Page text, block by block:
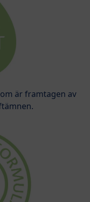
är framtagen av